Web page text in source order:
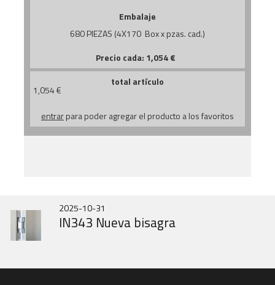
Embalaje
680 PIEZAS (4X170 Box x pzas. cad.)
Precio cada: 1,054€
total artículo
1,054€
entrarpara poder agregar el producto a los favoritos
2026-07-01
STORIA DELLE...
2026-06-30
GOBI MARCH
2025-10-31
IN343 Nueva bisagra